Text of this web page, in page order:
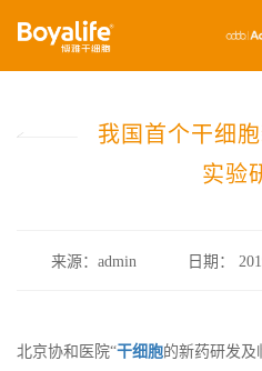
首页 什么是干细胞
前沿动态
我国首个干细胞新药完成临床实验研
我国首个干细
实验
来源：admin 日期：
北京协和医院“干细胞的新药研发及